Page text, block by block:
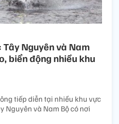
Nguyên và Nam
biển động nhiều khu
tiếp diễn tại nhiều khu vực
Nguyên và Nam Bộ có nơi